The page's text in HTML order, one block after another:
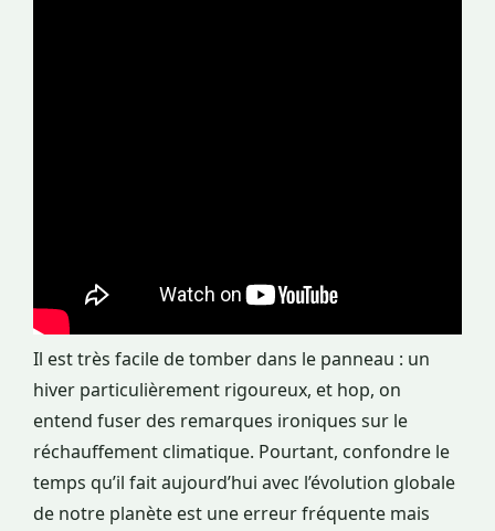
Il est très facile de tomber dans le panneau : un
hiver particulièrement rigoureux, et hop, on
entend fuser des remarques ironiques sur le
réchauffement climatique. Pourtant, confondre le
temps qu’il fait aujourd’hui avec l’évolution globale
de notre planète est une erreur fréquente mais